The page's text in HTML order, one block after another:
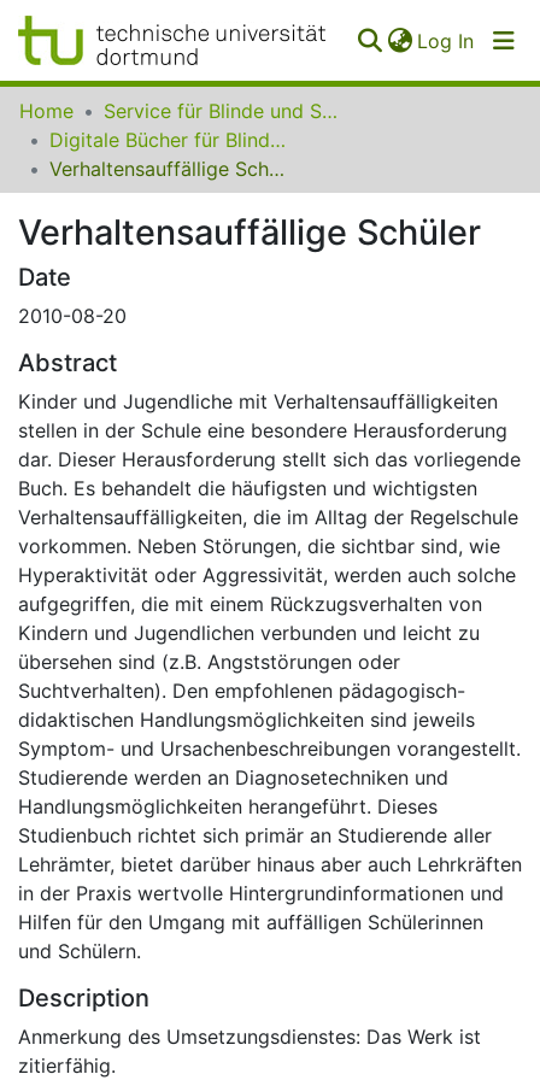
Log In
Communities
Collections
FAQ
Home
Service für Blinde und Sehbehinderte der UB Dortmund
Digitale Bücher für Blinde und Sehbehinderte
Verhaltensauffällige Schüler
Verhaltensauffällige Schüler
Date
2010-08-20
Abstract
Kinder und Jugendliche mit Verhaltensauffälligkeiten
stellen in der Schule eine besondere Herausforderung
dar. Dieser Herausforderung stellt sich das vorliegende
Buch. Es behandelt die häufigsten und wichtigsten
Verhaltensauffälligkeiten, die im Alltag der Regelschule
vorkommen. Neben Störungen, die sichtbar sind, wie
Hyperaktivität oder Aggressivität, werden auch solche
aufgegriffen, die mit einem Rückzugsverhalten von
Kindern und Jugendlichen verbunden und leicht zu
übersehen sind (z.B. Angststörungen oder
Suchtverhalten). Den empfohlenen pädagogisch-
didaktischen Handlungsmöglichkeiten sind jeweils
Symptom- und Ursachenbeschreibungen vorangestellt.
Studierende werden an Diagnosetechniken und
Handlungsmöglichkeiten herangeführt. Dieses
Studienbuch richtet sich primär an Studierende aller
Lehrämter, bietet darüber hinaus aber auch Lehrkräften
in der Praxis wertvolle Hintergrundinformationen und
Hilfen für den Umgang mit auffälligen Schülerinnen
und Schülern.
Description
Anmerkung des Umsetzungsdienstes: Das Werk ist
zitierfähig.